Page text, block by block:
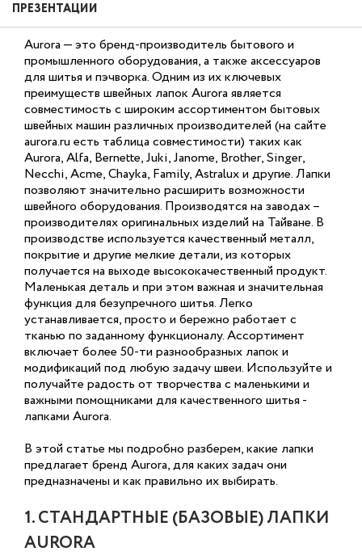
ПРЕЗЕНТАЦИИ
Aurora — это бренд-производитель бытового и
промышленного оборудования, а также аксессуаров
для шитья и пэчворка. Одним из их ключевых
преимуществ швейных лапок Aurora является
совместимость с широким ассортиментом бытовых
швейных машин различных производителей (на сайте
aurora.ru есть таблица совместимости) таких как
Aurora, Alfa, Bernette, Juki, Janome, Brother, Singer,
Necchi, Acme, Chayka, Family, Astralux и другие. Лапки
позволяют значительно расширить возможности
швейного оборудования. Производятся на заводах –
производителях оригинальных изделий на Тайване. В
производстве используется качественный металл,
покрытие и другие мелкие детали, из которых
получается на выходе высококачественный продукт.
Маленькая деталь и при этом важная и значительная
функция для безупречного шитья. Легко
устанавливается, просто и бережно работает с
тканью по заданному функционалу. Ассортимент
включает более 50-ти разнообразных лапок и
модификаций под любую задачу швеи. Используйте и
получайте радость от творчества с маленькими и
важными помощниками для качественного шитья -
лапками Aurora.
В этой статье мы подробно разберем, какие лапки
предлагает бренд Aurora, для каких задач они
предназначены и как правильно их выбирать.
1. СТАНДАРТНЫЕ (БАЗОВЫЕ) ЛАПКИ
AURORA